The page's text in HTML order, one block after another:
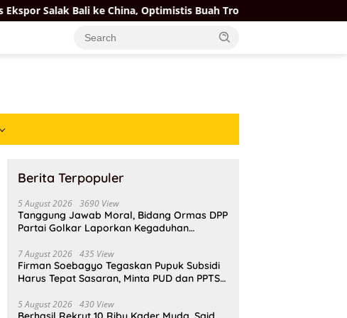
ke China, Optimistis Buah Tropis Kuasai Pasar Global
Berita Terpopuler
5 August 2026 3690 View
Tanggung Jawab Moral, Bidang Ormas DPP
Partai Golkar Laporkan Kegaduhan
7 August 2026 435 View
Firman Soebagyo Tegaskan Pupuk Subsidi
Harus Tepat Sasaran, Minta PUD dan PPTS
5 August 2026 430 View